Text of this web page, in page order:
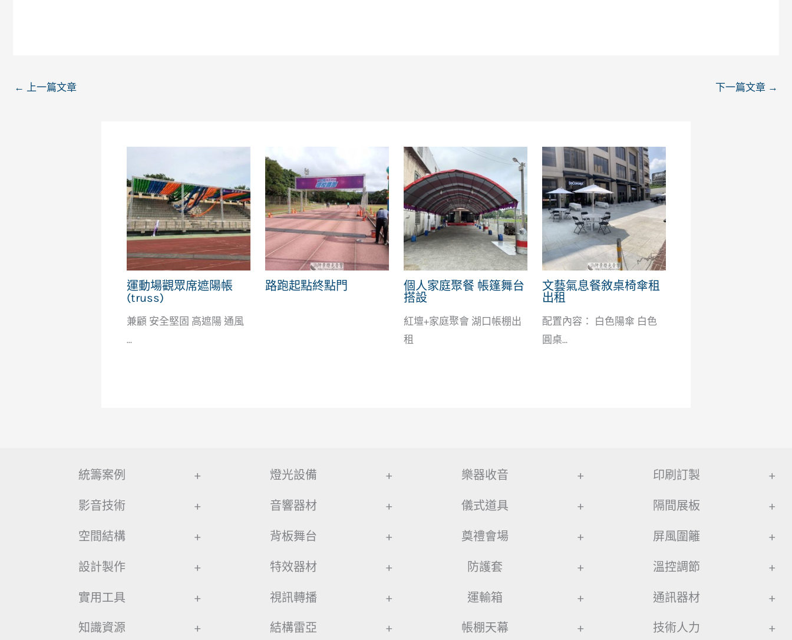
← 上一篇文章 下一篇文章 →
運動場觀眾席遮陽帳
(truss)
兼顧 安全堅固 高遮陽 通風
...
路跑起點終點門
個人家庭聚餐 帳篷舞台
搭設
紅壇+家庭聚會 湖口帳棚出
租
文藝氣息餐敘桌椅傘租
出租
配置內容： 白色陽傘 白色
圓桌...
統籌案例 +
影音技術 +
空間結構 +
設計製作 +
實用工具 +
知識資源 +
燈光設備 +
音響器材 +
背板舞台 +
特效器材 +
視訊轉播 +
結構雷亞 +
樂器收音 +
儀式道具 +
奠禮會場 +
防護套 +
運輸箱 +
帳棚天幕 +
印刷訂製 +
隔間展板 +
屏風圍籬 +
溫控調節 +
通訊器材 +
技術人力 +